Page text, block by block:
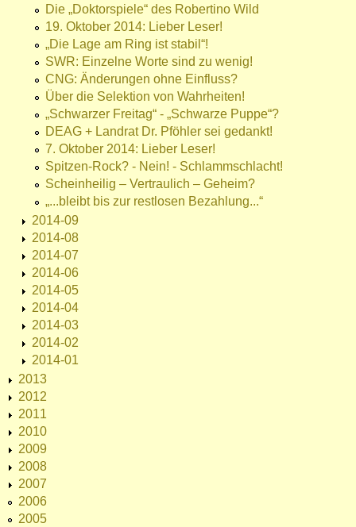
Die „Doktorspiele“ des Robertino Wild
19. Oktober 2014: Lieber Leser!
„Die Lage am Ring ist stabil“!
SWR: Einzelne Worte sind zu wenig!
CNG: Änderungen ohne Einfluss?
Über die Selektion von Wahrheiten!
„Schwarzer Freitag“ - „Schwarze Puppe“?
DEAG + Landrat Dr. Pföhler sei gedankt!
7. Oktober 2014: Lieber Leser!
Spitzen-Rock? - Nein! - Schlammschlacht!
Scheinheilig – Vertraulich – Geheim?
„...bleibt bis zur restlosen Bezahlung...“
2014-09
2014-08
2014-07
2014-06
2014-05
2014-04
2014-03
2014-02
2014-01
2013
2012
2011
2010
2009
2008
2007
2006
2005